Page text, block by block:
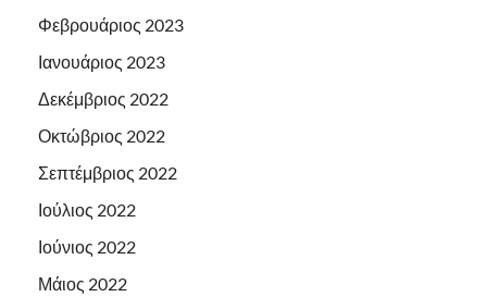
Φεβρουάριος 2023
Ιανουάριος 2023
Δεκέμβριος 2022
Οκτώβριος 2022
Σεπτέμβριος 2022
Ιούλιος 2022
Ιούνιος 2022
Μάιος 2022